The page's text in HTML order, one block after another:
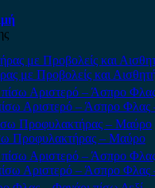
με Προβολείς και
Αριστερό – Άσπρο Φλας
Προφυλακτήρας – Μαύρο
Αριστερό – Άσπρο Φλας